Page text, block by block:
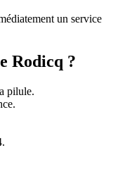
un service
Rodicq ?
pilule.